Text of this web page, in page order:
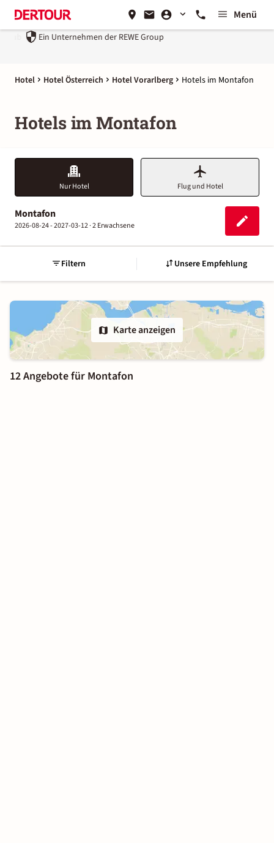
Menü
Ein Unternehmen derREWE Group
Hotel Hotel Österreich Hotel Vorarlberg Hotels im Montafon
Hotels im Montafon
Nur Hotel Flug und Hotel
Montafon
2026-08-24 - 2027-03-12 ·2 Erwachsene
Filtern Unsere Empfehlung
Karte anzeigen
12 Angebote für Montafon